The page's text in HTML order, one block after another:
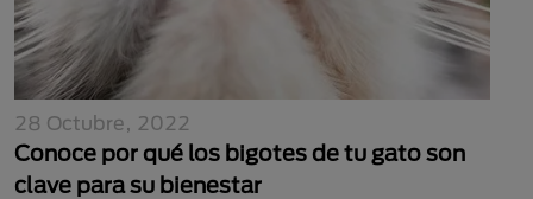
28 Octubre, 2022
Conoce por qué los bigotes de tu gato son
clave para su bienestar